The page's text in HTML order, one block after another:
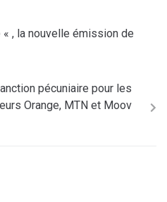
« , la nouvelle émission de
pécuniaire pour les
Orange, MTN et Moov